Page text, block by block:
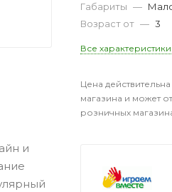
и
Габариты —
Возраст от — 3
Все характеристики
Цена
магазина и может
розничных